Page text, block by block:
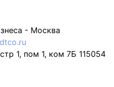
- Москва
1, пом 1, ком 7Б 115054